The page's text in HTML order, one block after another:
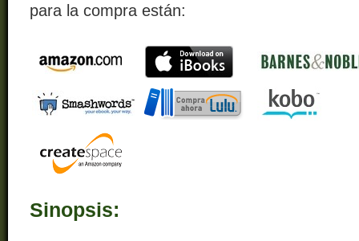
para la compra están:
Sinopsis: